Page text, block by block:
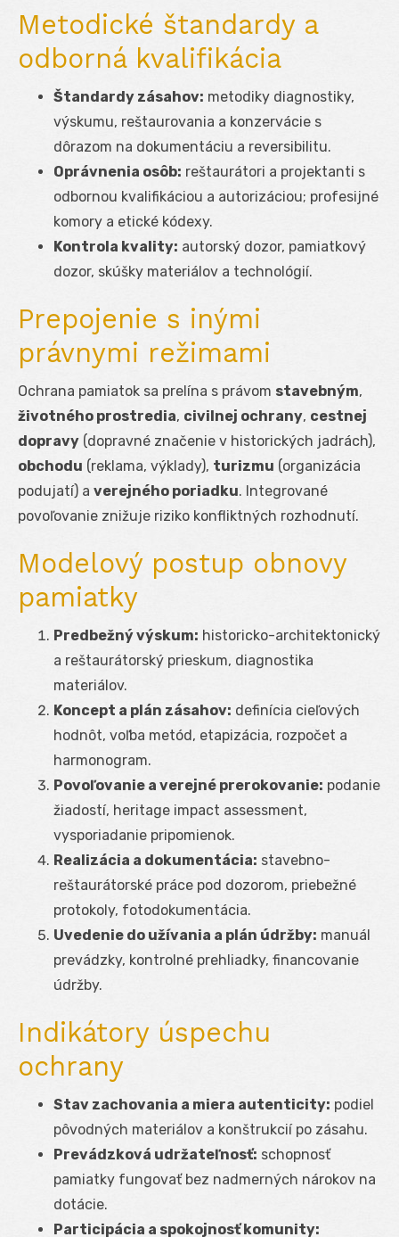
Metodické štandardy a
odborná kvalifikácia
Štandardy zásahov: metodiky diagnostiky,
výskumu, reštaurovania a konzervácie s
dôrazom na dokumentáciu a reversibilitu.
Oprávnenia osôb: reštaurátori a projektanti s
odbornou kvalifikáciou a autorizáciou; profesijné
komory a etické kódexy.
Kontrola kvality: autorský dozor, pamiatkový
dozor, skúšky materiálov a technológií.
Prepojenie s inými
právnymi režimami
Ochrana pamiatok sa prelína s právom stavebným,
životného prostredia, civilnej ochrany, cestnej
dopravy (dopravné značenie v historických jadrách),
obchodu (reklama, výklady), turizmu (organizácia
podujatí) a verejného poriadku. Integrované
povoľovanie znižuje riziko konfliktných rozhodnutí.
Modelový postup obnovy
pamiatky
Predbežný výskum: historicko-architektonický
a reštaurátorský prieskum, diagnostika
materiálov.
Koncept a plán zásahov: definícia cieľových
hodnôt, voľba metód, etapizácia, rozpočet a
harmonogram.
Povoľovanie a verejné prerokovanie: podanie
žiadostí, heritage impact assessment,
vysporiadanie pripomienok.
Realizácia a dokumentácia: stavebno-
reštaurátorské práce pod dozorom, priebežné
protokoly, fotodokumentácia.
Uvedenie do užívania a plán údržby: manuál
prevádzky, kontrolné prehliadky, financovanie
údržby.
Indikátory úspechu
ochrany
Stav zachovania a miera autenticity: podiel
pôvodných materiálov a konštrukcií po zásahu.
Prevádzková udržateľnosť: schopnosť
pamiatky fungovať bez nadmerných nárokov na
dotácie.
Participácia a spokojnosť komunity: